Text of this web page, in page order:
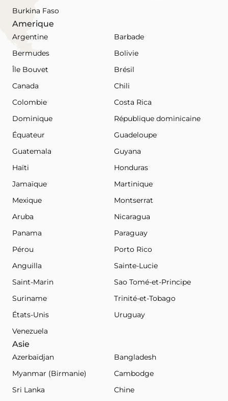
Burkina Faso
Amerique
Argentine
Barbade
Bermudes
Bolivie
Île Bouvet
Brésil
Canada
Chili
Colombie
Costa Rica
Dominique
République dominicaine
Équateur
Guadeloupe
Guatemala
Guyana
Haïti
Honduras
Jamaïque
Martinique
Mexique
Montserrat
Aruba
Nicaragua
Panama
Paraguay
Pérou
Porto Rico
Anguilla
Sainte-Lucie
Saint-Marin
Sao Tomé-et-Principe
Suriname
Trinité-et-Tobago
États-Unis
Uruguay
Venezuela
Asie
Azerbaïdjan
Bangladesh
Myanmar (Birmanie)
Cambodge
Sri Lanka
Chine